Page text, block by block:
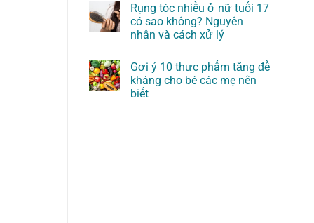
Rụng tóc nhiều ở nữ tuổi 17
có sao không? Nguyên
nhân và cách xử lý
Gợi ý 10 thực phẩm tăng đề
kháng cho bé các mẹ nên
biết